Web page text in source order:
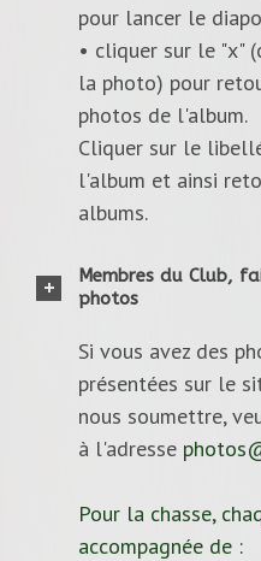
pour lancer le
• cliquer sur le "x"
la photo) pour
photos de l'album.
Cliquer sur le
l'album et ainsi
albums.
Membres du Club,
photos
Si vous avez des
présentées sur le
nous soumettre,
à l'adresse
Pour la chasse,
accompagnée de :